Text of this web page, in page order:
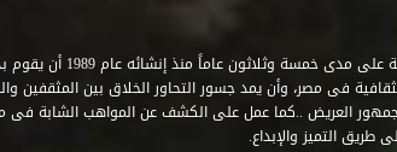
استطاع صندوق التنمية الثقافية على مدى خمسة
فى مصر، وأن يمد جسور التحاور الخلاق بين المثقفين
العريض ..كما عمل على الكشف عن المواهب الشابة فى
التميز والإبداع.